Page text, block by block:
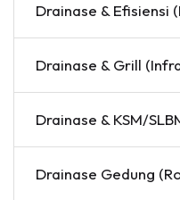
Drainase & Efisiensi
Drainase & Grill
Drainase & KSM/
Drainase Gedung